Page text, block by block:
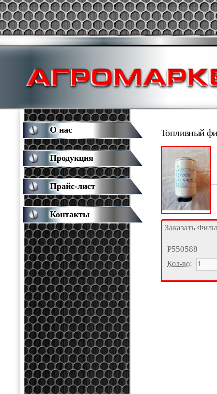
Топливный
Заказать
P550588
Кол-во:
О нас
Продукция
Прайс-лист
Контакты